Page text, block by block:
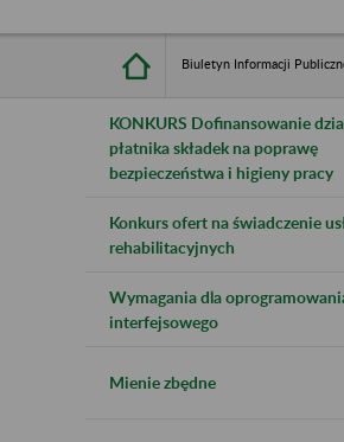
Biuletyn Informacji
KONKURS Dofinansowanie
płatnika składek na poprawę
bezpieczeństwa i higieny pracy
Konkurs ofert na świadczenie
rehabilitacyjnych
Wymagania dla
interfejsowego
Mienie zbędne